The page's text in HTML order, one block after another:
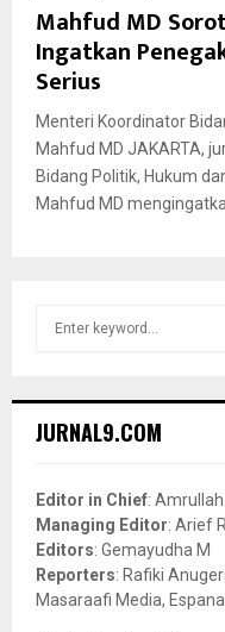
Mahfud MD
Ingatkan
Serius
Menteri Koordinator
Mahfud MD JAKARTA,
Bidang Politik, Hukum
Mahfud MD
h
o
r
:
JURNAL9.COM
Editor in Chief: Amrullah
Managing Editor: Arief
Editors: Gemayudha M
Reporters: Rafiki
Masaraafi Media,